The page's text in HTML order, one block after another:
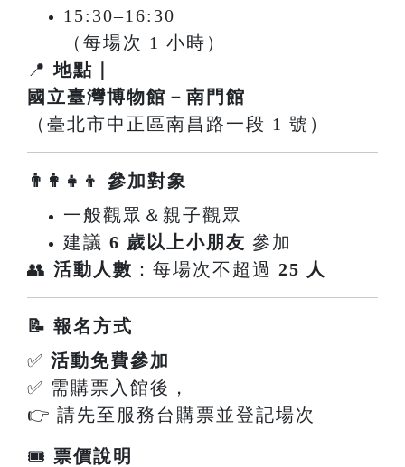
15:30–16:30
（每場次 1 小時）
📍地點｜
國立臺灣博物館－南門館
（臺北市中正區南昌路一段 1 號）
👨‍👩‍👧‍👦 參加對象
一般觀眾＆親子觀眾
建議 6 歲以上小朋友 參加
👥 活動人數 ：每場次不超過 25 人
📝 報名方式
✅ 活動免費參加
✅ 需購票入館後，
👉 請先至服務台購票並登記場次
🎟 票價說明